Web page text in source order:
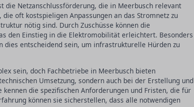
Netzanschlussförderung, die in Meerbusch relevant
oft kostspieligen Anpassungen an das Stromnetz zu
nötig sind. Durch Zuschüsse können die
den Einstieg in die Elektromobilität erleichtert. Besonders
dies entscheidend sein, um infrastrukturelle Hürden zu
sein, doch Fachbetriebe in Meerbusch bieten
Umsetzung, sondern auch bei der Erstellung und
die spezifischen Anforderungen und Fristen, die für
können sie sicherstellen, dass alle notwendigen